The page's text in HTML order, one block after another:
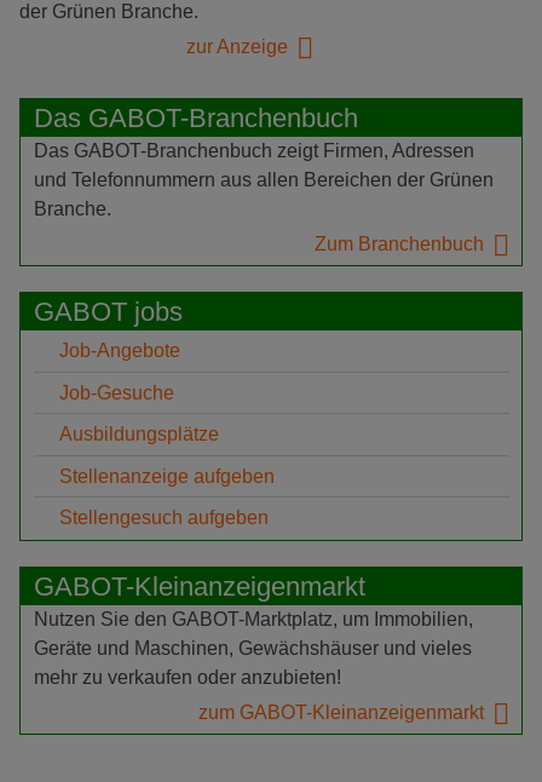
der Grünen Branche.
zur Anzeige
Das GABOT-Branchenbuch
Das GABOT-Branchenbuch zeigt Firmen, Adressen
und Telefonnummern aus allen Bereichen der Grünen
Branche.
Zum Branchenbuch
GABOT jobs
Job-Angebote
Job-Gesuche
Ausbildungsplätze
Stellenanzeige aufgeben
Stellengesuch aufgeben
GABOT-Kleinanzeigenmarkt
Nutzen Sie den GABOT-Marktplatz, um Immobilien,
Geräte und Maschinen, Gewächshäuser und vieles
mehr zu verkaufen oder anzubieten!
zum GABOT-Kleinanzeigenmarkt